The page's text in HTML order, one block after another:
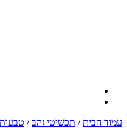
עמוד הבית/ תכשיטי זהב/